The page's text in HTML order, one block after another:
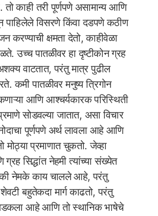
काही तरी पूर्णपणे असामान्य आणि
पाहिलेले विसरणे किंवा दडपणे कठीण
करण्याची क्षमता देतो, काहीवेळा
उच्च पातळीवर हा दृष्टीकोन ग्रह
वाटतात, परंतु मात्र पुढील
कमी पातळीवर मनुष्य त्रिगोन
आणि आश्चर्यकारक परिस्थिती
सोडवल्या जातात, असा विचार
पूर्णपणे अर्थ लावला आहे आणि
मोठ्या प्रमाणात चुकतो. जेव्हा
ग्रह सिद्धांत नेहमी त्यांच्या संख्येत
की नेमके काय चालले आहे, परंतु
बहुतेकदा मार्ग काढतो, परंतु
अडकला आहे आणि तो स्थानिक भाषेचे